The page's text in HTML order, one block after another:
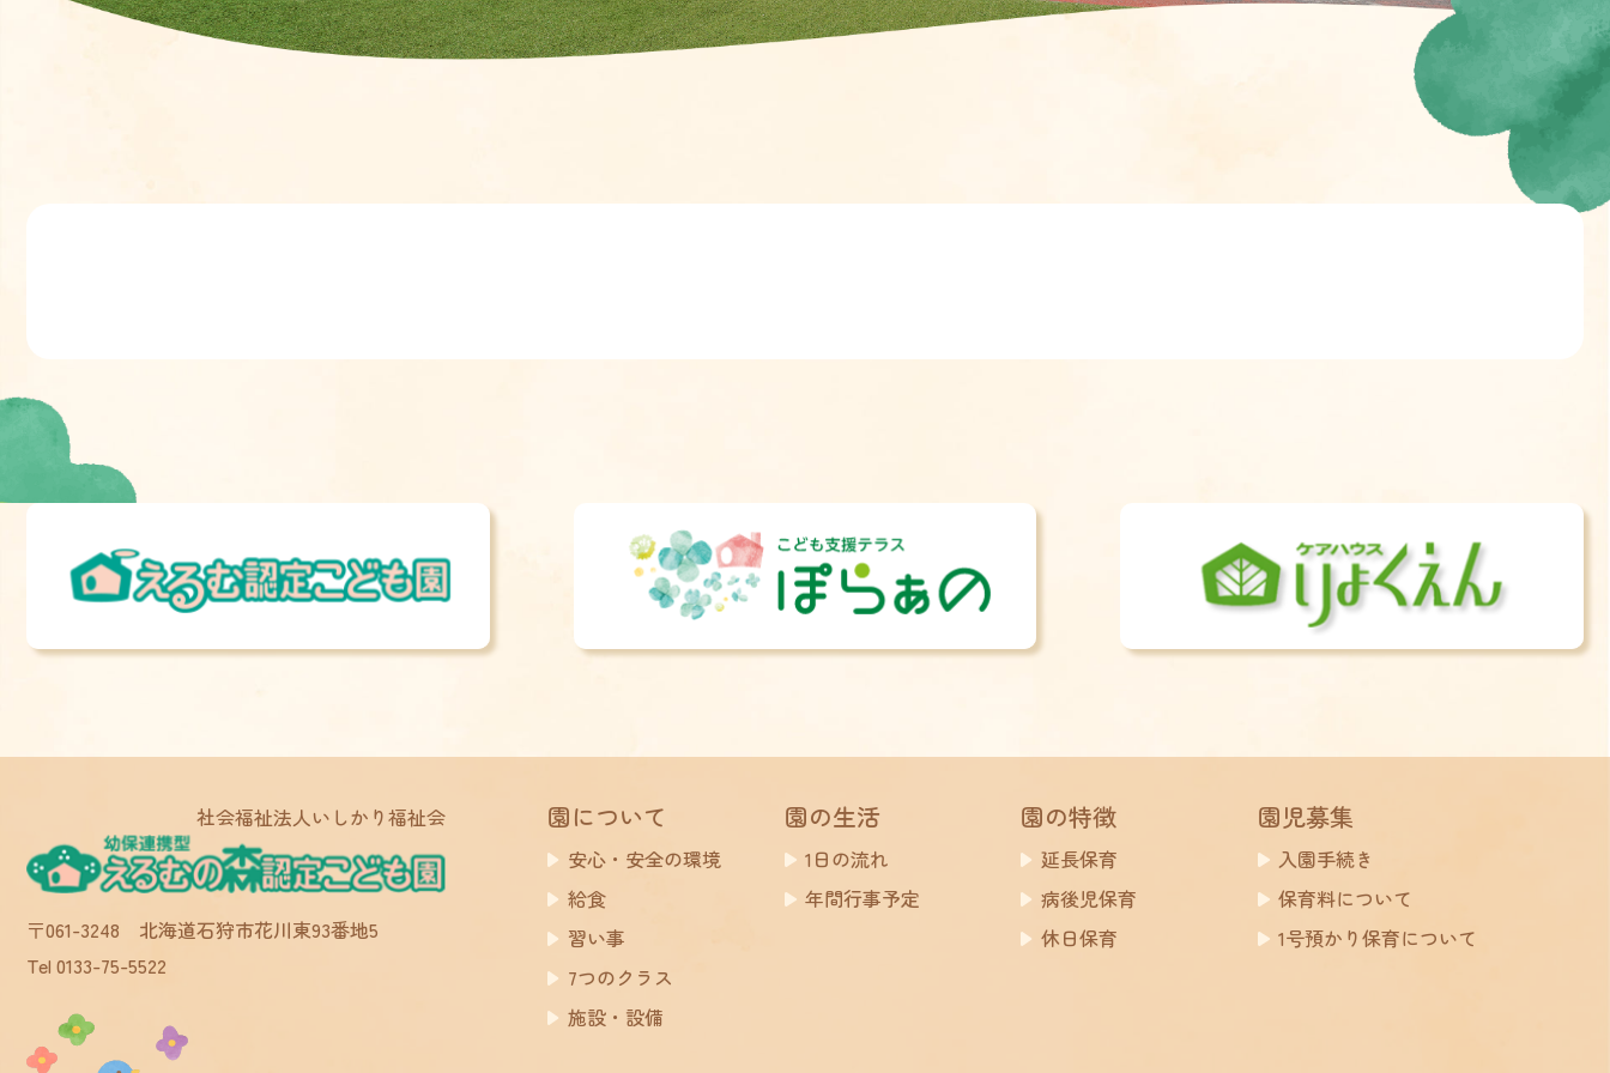
社会福祉法人いしかり福祉会
〒061-3248 北海道石狩市花川東93番地5
Tel 0133-75-5522
園について
安心・安全の環境
給食
習い事
7つのクラス
施設・設備
園の生活
1日の流れ
年間行事予定
園の特徴
延長保育
病後児保育
休日保育
園児募集
入園手続き
保育料について
1号預かり保育について